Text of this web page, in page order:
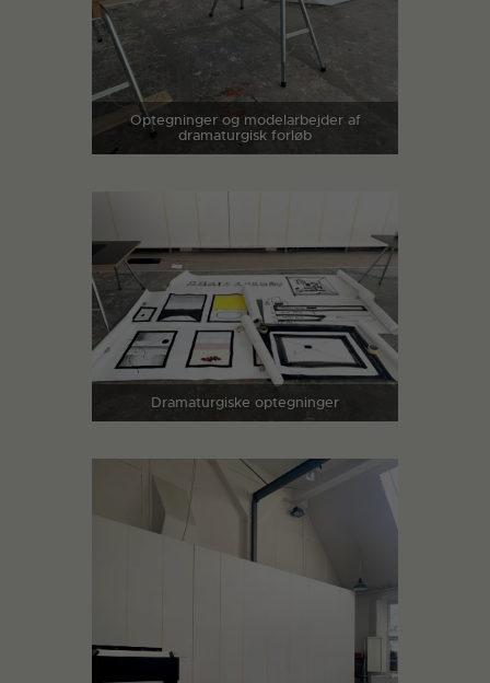
Optegninger og modelarbejder af
dramaturgisk forløb
Dramaturgiske optegninger